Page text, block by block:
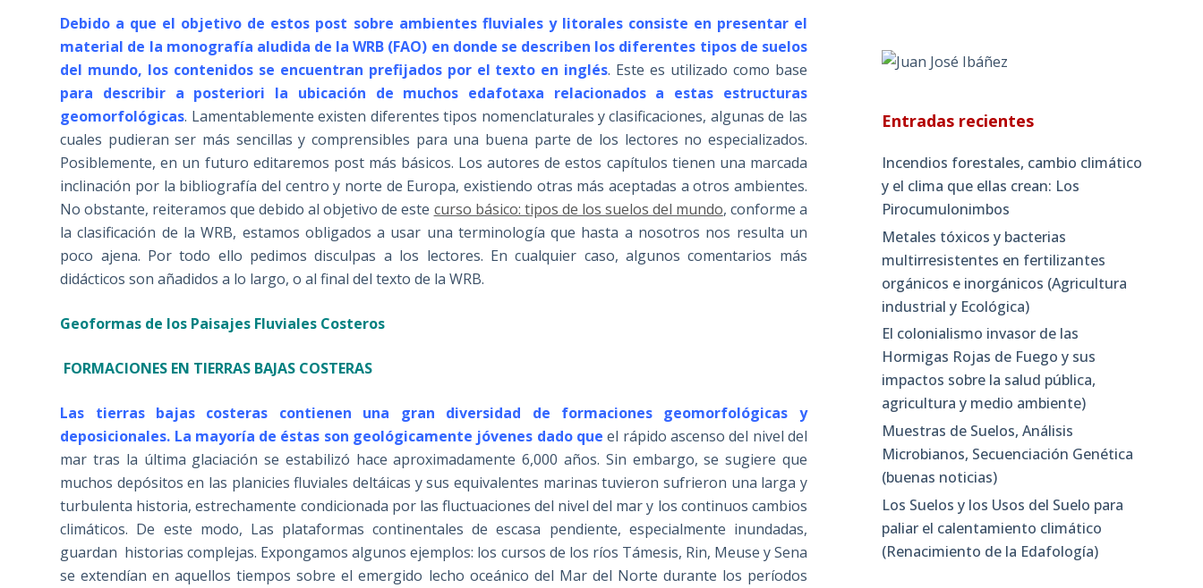
Debido a que el objetivo de estos post sobre ambientes fluviales y litorales consiste en presentar el
material de la monografía aludida de la WRB (FAO) en donde se describen los diferentes tipos de suelos
del mundo, los contenidos se encuentran prefijados por el texto en inglés. Este es utilizado como base
para describir a posteriori la ubicación de muchos edafotaxa relacionados a estas estructuras
geomorfológicas. Lamentablemente existen diferentes tipos nomenclaturales y clasificaciones, algunas de las
cuales pudieran ser más sencillas y comprensibles para una buena parte de los lectores no especializados.
Posiblemente, en un futuro editaremos post más básicos. Los autores de estos capítulos tienen una marcada
inclinación por la bibliografía del centro y norte de Europa, existiendo otras más aceptadas a otros ambientes.
No obstante, reiteramos que debido al objetivo de este curso básico: tipos de los suelos del mundo, conforme a
la clasificación de la WRB, estamos obligados a usar una terminología que hasta a nosotros nos resulta un
poco ajena. Por todo ello pedimos disculpas a los lectores. En cualquier caso, algunos comentarios más
didácticos son añadidos a lo largo, o al final del texto de la WRB.
Geoformas de los Paisajes Fluviales Costeros
FORMACIONES EN TIERRAS BAJAS COSTERAS
Las tierras bajas costeras contienen una gran diversidad de formaciones geomorfológicas y
deposicionales. La mayoría de éstas son geológicamente jóvenes dado que el rápido ascenso del nivel del
mar tras la última glaciación se estabilizó hace aproximadamente 6,000 años. Sin embargo, se sugiere que
muchos depósitos en las planicies fluviales deltáicas y sus equivalentes marinas tuvieron sufrieron una larga y
turbulenta historia, estrechamente condicionada por las fluctuaciones del nivel del mar y los continuos cambios
climáticos. De este modo, Las plataformas continentales de escasa pendiente, especialmente inundadas,
guardan historias complejas. Expongamos algunos ejemplos: los cursos de los ríos Támesis, Rin, Meuse y Sena
se extendían en aquellos tiempos sobre el emergido lecho oceánico del Mar del Norte durante los períodos
Entradas recientes
Incendios forestales, cambio climático
y el clima que ellas crean: Los
Pirocumulonimbos
Metales tóxicos y bacterias
multirresistentes en fertilizantes
orgánicos e inorgánicos (Agricultura
industrial y Ecológica)
El colonialismo invasor de las
Hormigas Rojas de Fuego y sus
impactos sobre la salud pública,
agricultura y medio ambiente)
Muestras de Suelos, Análisis
Microbianos, Secuenciación Genética
(buenas noticias)
Los Suelos y los Usos del Suelo para
paliar el calentamiento climático
(Renacimiento de la Edafología)